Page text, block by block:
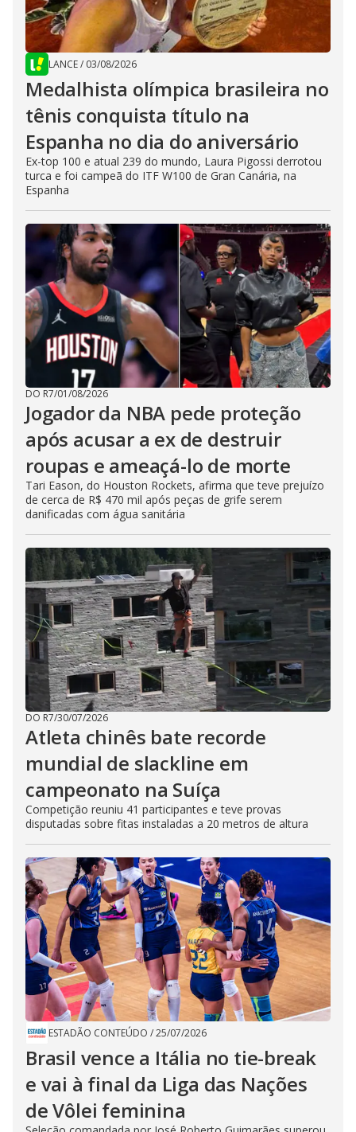
LANCE/ 03/08/2026
Medalhista olímpica brasileira no
tênis conquista título na
Espanha no dia do aniversário
Ex-top 100 e atual 239 do mundo, Laura Pigossi derrotou
turca e foi campeã do ITF W100 de Gran Canária, na
Espanha
DO R7/01/08/2026
Jogador da NBA pede proteção
após acusar a ex de destruir
roupas e ameaçá-lo de morte
Tari Eason, do Houston Rockets, afirma que teve prejuízo
de cerca de R$ 470 mil após peças de grife serem
danificadas com água sanitária
DO R7/30/07/2026
Atleta chinês bate recorde
mundial de slackline em
campeonato na Suíça
Competição reuniu 41 participantes e teve provas
disputadas sobre fitas instaladas a 20 metros de altura
ESTADÃO CONTEÚDO /25/07/2026
Brasil vence a Itália no tie-break
e vai à final da Liga das Nações
de Vôlei feminina